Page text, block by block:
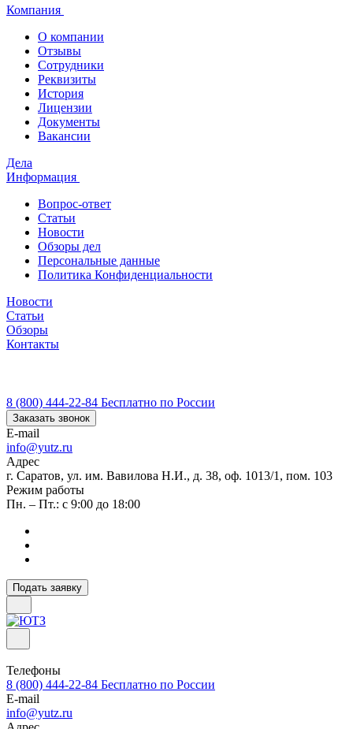
Компания
О компании
Отзывы
Сотрудники
Реквизиты
История
Лицензии
Документы
Вакансии
Дела
Информация
Вопрос-ответ
Статьи
Новости
Обзоры дел
Персональные данные
Политика Конфиденциальности
Новости
Статьи
Обзоры
Контакты
8 (800) 444-22-84 Бесплатно по России
Заказать звонок
E-mail
info@yutz.ru
Адрес
г. Саратов, ул. им. Вавилова Н.И., д. 38, оф. 1013/1, пом. 103
Режим работы
Пн. – Пт.: с 9:00 до 18:00
Подать заявку
Телефоны
8 (800) 444-22-84 Бесплатно по России
E-mail
info@yutz.ru